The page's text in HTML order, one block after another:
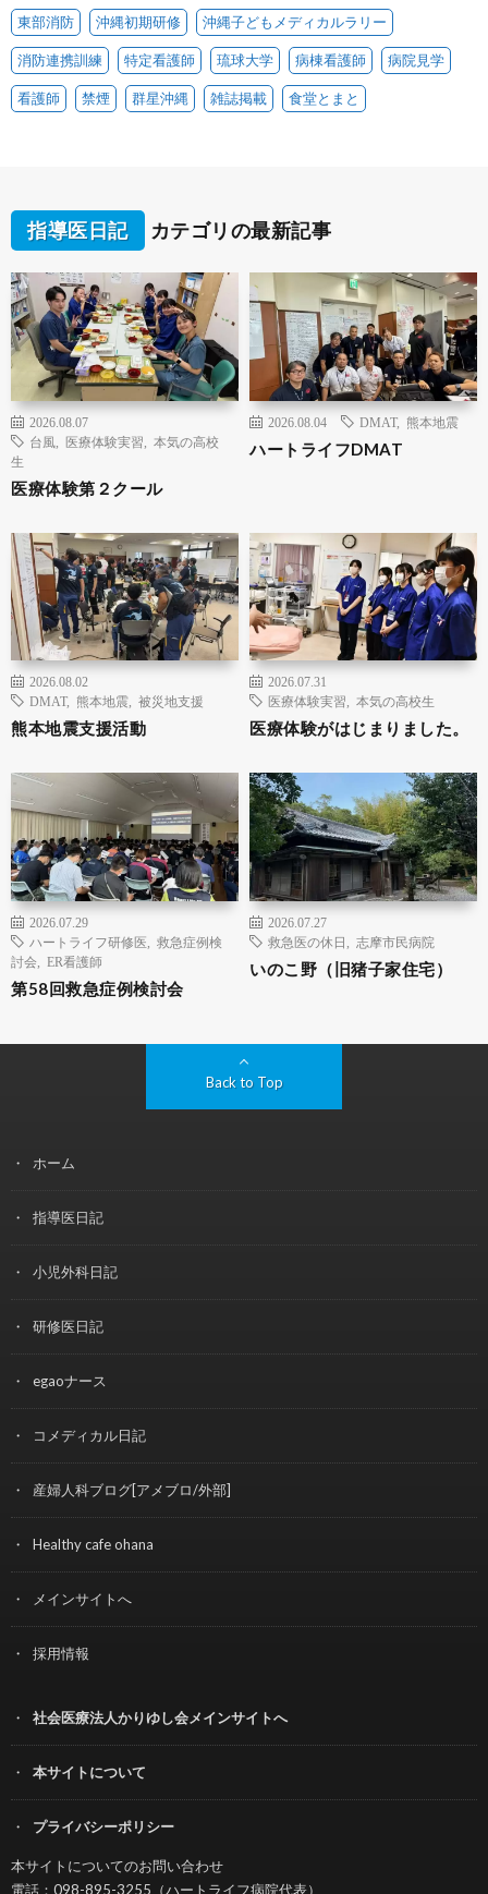
東部消防 沖縄初期研修 沖縄子どもメディカルラリー
消防連携訓練 特定看護師 琉球大学 病棟看護師 病院見学
看護師 禁煙 群星沖縄 雑誌掲載 食堂とまと
指導医日記 カテゴリの最新記事
2026.08.07
台風
医療体験実習
本気の高校
生
医療体験第２クール
2026.08.04 DMAT, 熊本地震
ハートライフDMAT
2026.08.02
DMAT, 熊本地震 被災地支援
熊本地震支援活動
2026.07.31
医療体験実習
本気の高校生
医療体験がはじまりました。
2026.07.29
ハートライフ研修医
救急症例検
討会
ER看護師
第58回救急症例検討会
2026.07.27
救急医の休日
志摩市民病院
いのこ野（旧猪子家住宅）
Back to Top
ホーム
指導医日記
小児外科日記
研修医日記
egaoナース
コメディカル日記
産婦人科ブログ[アメブロ/外部]
Healthy cafe ohana
メインサイトへ
採用情報
社会医療法人かりゆし会メインサイトへ
本サイトについて
プライバシーポリシー
本サイトについてのお問い合わせ
電話：098-895-3255（ハートライフ病院代表）